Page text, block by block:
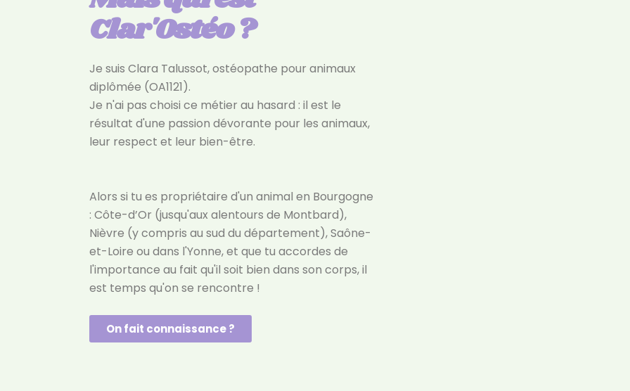
Clar'Ostéo ?
Je suis Clara Talussot, ostéopathe pour animaux
diplômée (OA1121).
Je n'ai pas choisi ce métier au hasard : il est le
résultat d'une passion dévorante pour les animaux,
leur respect et leur bien-être.
Alors si tu es propriétaire d'un animal en Bourgogne
: Côte-d’Or (jusqu'aux alentours de Montbard),
Nièvre (y compris au sud du département), Saône-
et-Loire ou dans l'Yonne, et que tu accordes de
l'importance au fait qu'il soit bien dans son corps, il
est temps qu'on se rencontre !
On fait connaissance ?